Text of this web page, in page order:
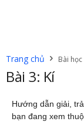
Trang chủ Bài học
Bài 3: Kí
Hướng dẫn giải,
bạn đang xem